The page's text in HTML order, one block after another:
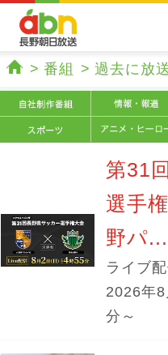
番組 過去に放
自社制
第31
選手
野パ...
ライブ
2026年
分～